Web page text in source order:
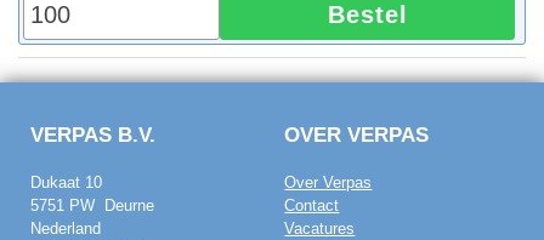
Bestel
VERPAS B.V.
Dukaat 10
5751 PW Deurne
Nederland
OVER VERPAS
Over Verpas
Contact
Vacatures